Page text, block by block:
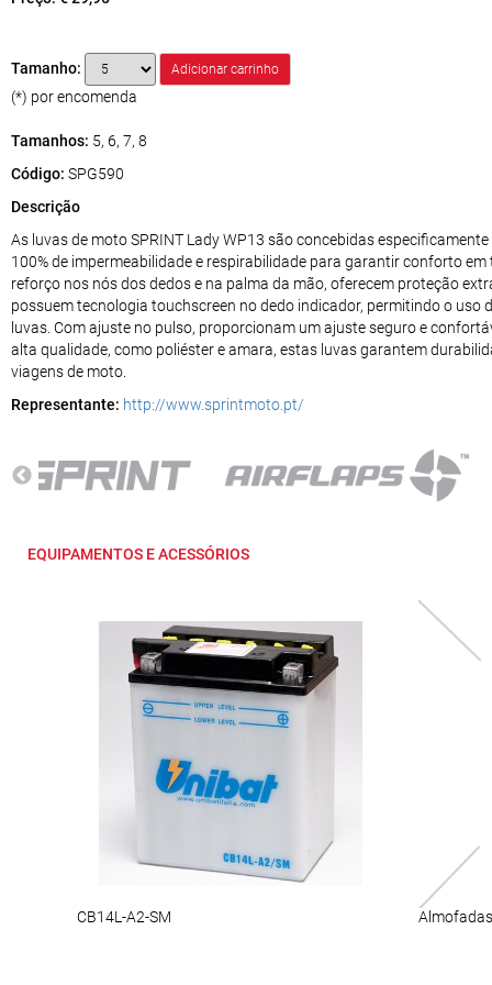
Tamanho:
(*) por encomenda
Tamanhos: 5, 6, 7, 8
Código: SPG590
Descrição
As luvas de moto SPRINT Lady WP13 são concebidas
100% de impermeabilidade e respirabilidade para garantir conforto
reforço nos nós dos dedos e na palma da mão, oferecem proteção
possuem tecnologia touchscreen no dedo indicador, permitindo o uso
luvas. Com ajuste no pulso, proporcionam um ajuste seguro e
alta qualidade, como poliéster e amara, estas luvas garantem
viagens de moto.
Representante: http://www.sprintmoto.pt/
EQUIPAMENTOS E ACESSÓRIOS
CB14L-A2-SM